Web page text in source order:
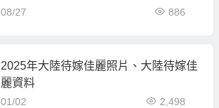
08/27 886
2025年大陸待嫁佳麗照片、大陸待嫁佳
麗資料
01/02 2,498